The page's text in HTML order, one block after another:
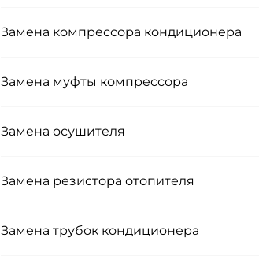
Замена компрессора кондиционера
Замена муфты компрессора
Замена осушителя
Замена резистора отопителя
Замена трубок кондиционера